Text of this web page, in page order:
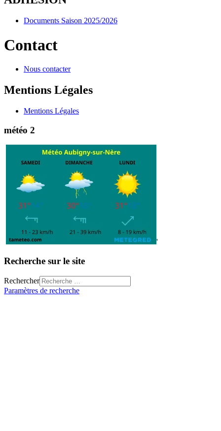
Documents Saison 2025/2026
Contact
Nous contacter
Mentions Légales
Mentions Légales
météo 2
'
Recherche sur le site
Rechercher
Paramètres de recherche